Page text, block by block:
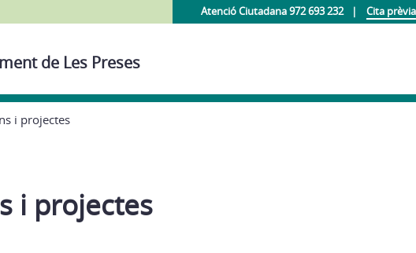
Atenció Ciutadana 972 693 232 Cita prèvia
de Les Preses
i projectes
i projectes